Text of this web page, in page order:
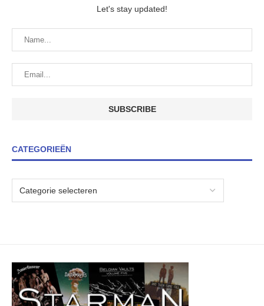
Let's stay updated!
CATEGORIEËN